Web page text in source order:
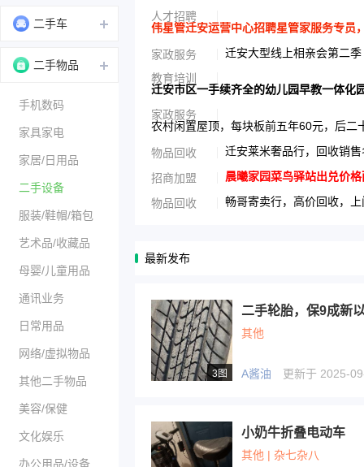
二手车
二手物品
手机数码
家具家电
家居/日用品
二手设备
服装/鞋帽/箱包
艺术品/收藏品
母婴/儿童用品
通讯业务
日常用品
网络/虚拟物品
其他二手物品
美容/保健
文化娱乐
办公用品/设备
人才招聘
伟星管迁安运营中心招聘星管家服务专员
家政服务
迁安大型线上相亲会第二季
教育培训
迁安市区一手续齐全的幼儿园早教一体化
家政服务
农村闲置屋顶，每块板前五年60元，后
物品回收 迁安莱米奢品行，回收销
招商加盟 晨曦家园菜鸟驿站出兑价
物品回收 畅哥寄卖行，高价回收，
最新发布
3图
二手轮胎，保9成新
其他
A酱油 更新于 2025-
小奶牛折叠电动车
其他 | 杂七杂八